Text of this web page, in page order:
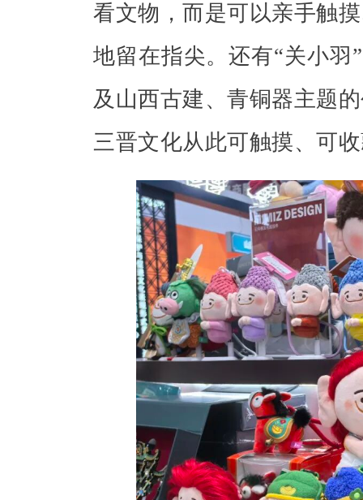
看文物，而是可以亲手触
地留在指尖。还有“关小羽
及山西古建、青铜器主题
三晋文化从此可触摸、可